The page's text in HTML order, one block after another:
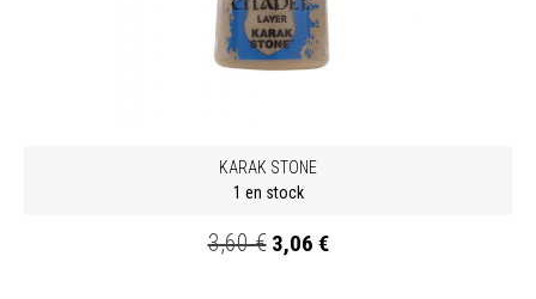
KARAK STONE
1 en stock
3,60 € 3,06 €